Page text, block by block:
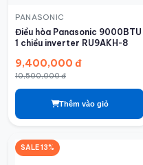
PANASONIC
Điều hòa Panasonic 9000BTU
1 chiều inverter RU9AKH-8
9,400,000 đ
10,500,000 đ
Thêm vào giỏ
SALE 13%